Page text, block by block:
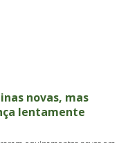
novas, mas
lentamente